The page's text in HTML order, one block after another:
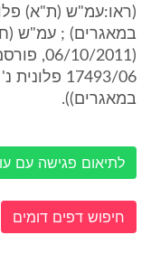
(06/10/
במאגרים)).
לתיאום פגישה עם עורך דין
חיפוש דפים דומים